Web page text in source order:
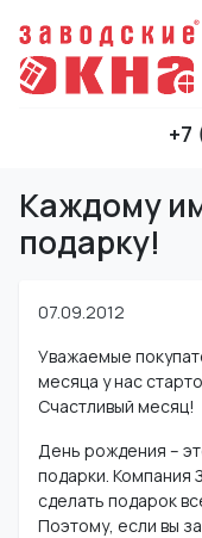
+7
Каждому
подарку!
07.09.2012
Уважаемые
месяца у нас
Счастливый месяц!
День рождения –
подарки. Компания
сделать подарок
Поэтому, если вы